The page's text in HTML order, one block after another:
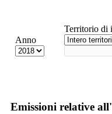
Anno
Territorio di
Emissioni relative